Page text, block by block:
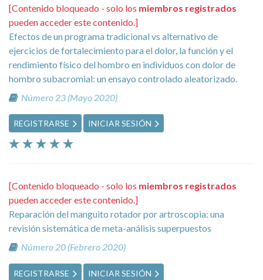
[Contenido bloqueado - solo los miembros registrados
pueden acceder este contenido.]
Efectos de un programa tradicional vs alternativo de
ejercicios de fortalecimiento para el dolor, la función y el
rendimiento físico del hombro en individuos con dolor de
hombro subacromial: un ensayo controlado aleatorizado.
Número 23 (Mayo 2020)
REGISTRARSE INICIAR SESIÓN
[Contenido bloqueado - solo los miembros registrados
pueden acceder este contenido.]
Reparación del manguito rotador por artroscopia: una
revisión sistemática de meta-análisis superpuestos
Número 20 (Febrero 2020)
REGISTRARSE INICIAR SESIÓN